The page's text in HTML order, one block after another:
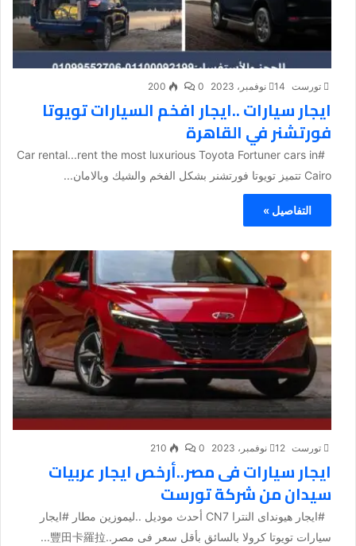
تورست 14 نوفمبر، 2023 0
200
ايجار سيارات ..ايجار افخم السيارات تويوتا
فورتشنر في القاهرة
#Car rental...rent the most luxurious Toyota Fortuner cars in
Cairo تتميز تويوتا فورتشنر بشكل الفخم والشيك وبالامان...
التفاصيل »
تورست 12 نوفمبر، 2023 0
210
ايجار سيارات فى مصر..أرخص ايجار عربيات
سيدان من شركة تورست
#ايجار هيونداى النترا CN7 أحدث موديل ..ليموزين مطار #ايجار
سيارات تويوتا كرولا بالسائق بأقل سعر فى مصر..豐田卡羅拉...